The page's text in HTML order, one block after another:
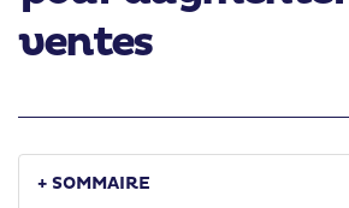
ventes
+ SOMMAIRE